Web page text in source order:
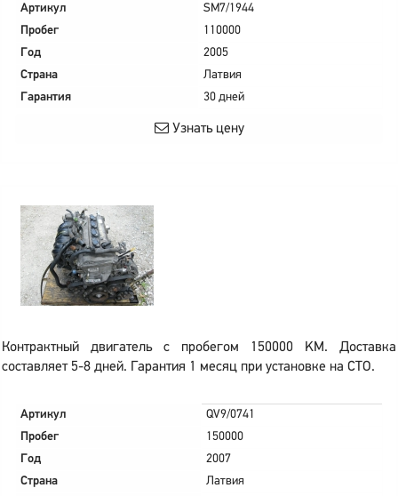
Артикул
SM7/1944
Пробег
110000
Год
2005
Страна
Латвия
Гарантия
30 дней
Узнать цену
Контрактный двигатель с пробегом 150000 KM. Доставка
составляет 5-8 дней. Гарантия 1 месяц при установке на СТО.
Артикул
QV9/0741
Пробег
150000
Год
2007
Страна
Латвия